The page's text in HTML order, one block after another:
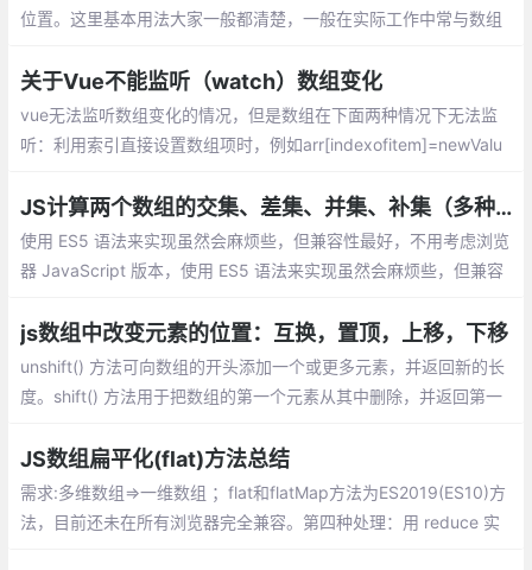
位置。这里基本用法大家一般都清楚，一般在实际工作中常与数组
关于Vue不能监听（watch）数组变化
vue无法监听数组变化的情况，但是数组在下面两种情况下无法监
听：利用索引直接设置数组项时，例如arr[indexofitem]=newValu
JS计算两个数组的交集、差集、并集、补集（多种实现方式）
使用 ES5 语法来实现虽然会麻烦些，但兼容性最好，不用考虑浏览
器 JavaScript 版本，使用 ES5 语法来实现虽然会麻烦些，但兼容
方库。
js数组中改变元素的位置：互换，置顶，上移，下移
unshift() 方法可向数组的开头添加一个或更多元素，并返回新的长
度。shift() 方法用于把数组的第一个元素从其中删除，并返回第一
素
JS数组扁平化(flat)方法总结
需求:多维数组=>一维数组 ；flat和flatMap方法为ES2019(ES10)方
法，目前还未在所有浏览器完全兼容。第四种处理：用 reduce 实